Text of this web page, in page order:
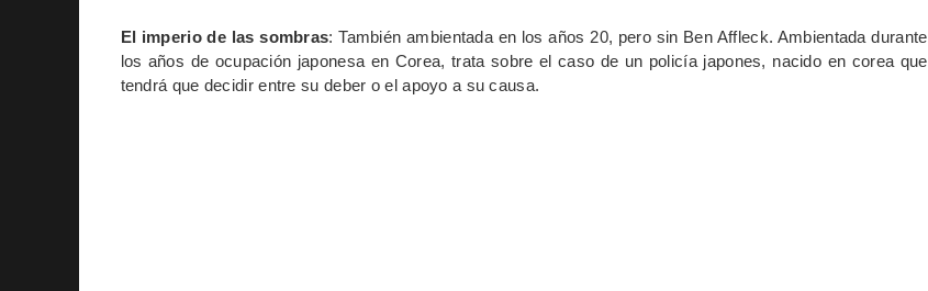
El imperio de las sombras: También ambientada en los años 20, pero sin Ben Affleck. Ambientada durante
los años de ocupación japonesa en Corea, trata sobre el caso de un policía japones, nacido en corea que
tendrá que decidir entre su deber o el apoyo a su causa.